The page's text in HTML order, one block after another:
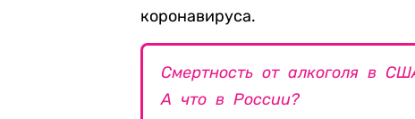
коронавируса.
Смертность от алкоголя в
А что в России?